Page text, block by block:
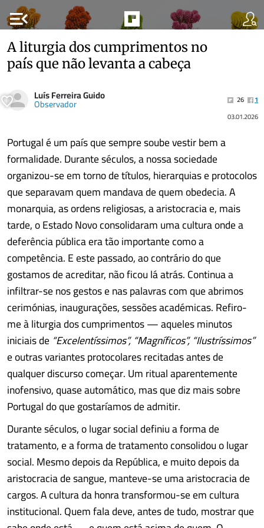
menu_open
A liturgia dos cumprimentos no
país que não levanta a cabeça
Luís Ferreira Guido
Observador 26
1
03.01.2026
Portugal é um país que sempre soube vestir bem a
formalidade. Durante séculos, a nossa sociedade
organizou-se em torno de títulos, hierarquias e protocolos
que separavam quem mandava de quem obedecia. A
monarquia, as ordens religiosas, a aristocracia e, mais
tarde, o Estado Novo consolidaram uma cultura onde a
deferência pública era tão importante como a
competência. E este passado, ao contrário do que
gostamos de acreditar, não ficou lá atrás. Continua a
infiltrar-se nos gestos e nas palavras com que abrimos
cerimónias, inaugurações, sessões académicas. Refiro-
me à liturgia dos cumprimentos — aqueles minutos
iniciais de “Excelentíssimos”, “Magníficos”, “Ilustríssimos”
e outras variantes protocolares recitadas antes de
qualquer discurso começar. Um ritual aparentemente
inofensivo, quase automático, mas que diz mais sobre
Portugal do que gostaríamos de admitir.
Durante séculos, o lugar social definiu a forma de
tratamento, e a forma de tratamento consolidou o lugar
social. Mesmo depois da República, e muito depois da
aristocracia de sangue, manteve-se uma aristocracia de
cargos. A cultura da honra transformou-se em cultura
institucional. Quem fala deve, antes de tudo, mostrar que